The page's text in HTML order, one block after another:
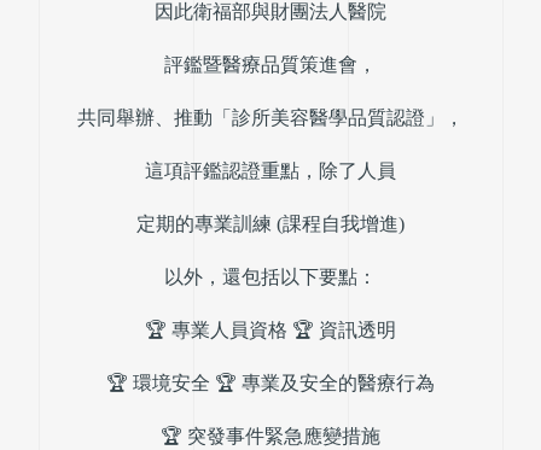
因此衛福部與財團法人醫院
評鑑暨醫療品質策進會，
共同舉辦、推動「診所美容醫學品質認證」，
這項評鑑認證重點，除了人員
定期的專業訓練 (課程自我增進)
以外，還包括以下要點：
🏆 專業人員資格 🏆 資訊透明
🏆 環境安全 🏆 專業及安全的醫療行為
🏆 突發事件緊急應變措施